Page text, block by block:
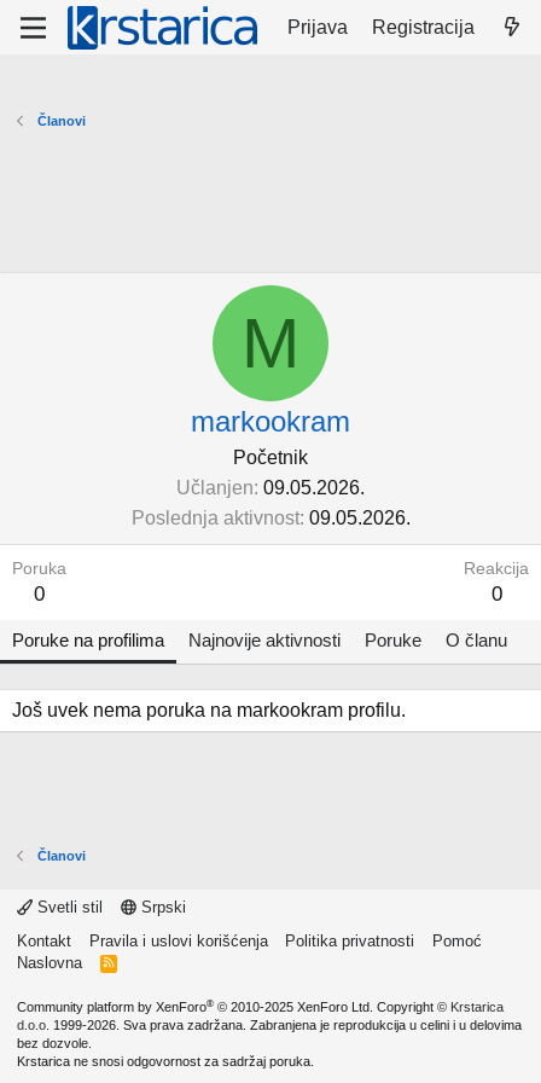
Prijava Registracija
Članovi
M
markookram
Početnik
Učlanjen 09.05.2026.
Poslednja aktivnost 09.05.2026.
Poruka
0
Reakcija
0
Poruke na profilima Najnovije aktivnosti Poruke O članu
Još uvek nema poruka na markookram profilu.
Članovi
Svetli stil
Srpski
Kontakt
Pravila i uslovi korišćenja Politika privatnosti
Pomoć
Naslovna
R
Community platform by XenForo® © 2010-2025 XenForo Ltd. Copyright © Krstarica
d.o.o. 1999-2026. Sva prava zadržana. Zabranjena je reprodukcija u celini i u delovima
bez dozvole.
Krstarica ne snosi odgovornost za sadržaj poruka.